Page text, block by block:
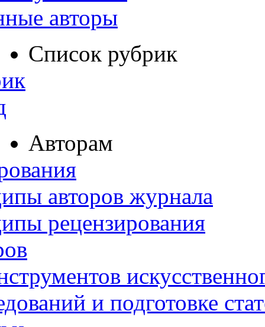
авторы
Список рубрик
Авторам
авторов журнала
рецензирования
и подготовке